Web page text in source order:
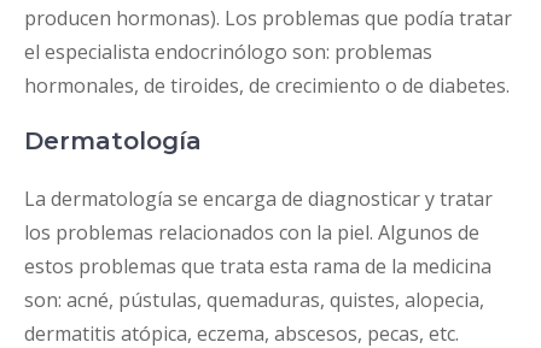
producen hormonas). Los problemas que podía tratar
el especialista endocrinólogo son: problemas
hormonales, de tiroides, de crecimiento o de diabetes.
Dermatología
La dermatología se encarga de diagnosticar y tratar
los problemas relacionados con la piel. Algunos de
estos problemas que trata esta rama de la medicina
son: acné, pústulas, quemaduras, quistes, alopecia,
dermatitis atópica, eczema, abscesos, pecas, etc.